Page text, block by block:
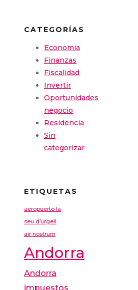
CATEGORÍAS
Economia
Finanzas
Fiscalidad
Invertir
Oportunidades
negocio
Residencia
Sin
categorizar
ETIQUETAS
aeropuerto la
seu d’urgell
air nostrum
Andorra
Andorra
impuestos